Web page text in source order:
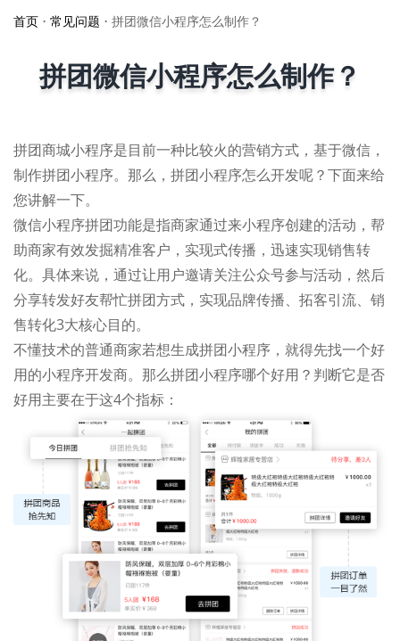
首页 • 常见问题 • 拼团微信小程序怎么制作？
拼团微信小程序怎么制作？
拼团商城小程序是目前一种比较火的营销方式，基于微信，
制作拼团小程序。那么，拼团小程序怎么开发呢？下面来给
您讲解一下。
微信小程序拼团功能是指商家通过来小程序创建的活动，帮
助商家有效发掘精准客户，实现式传播，迅速实现销售转
化。具体来说，通过让用户邀请关注公众号参与活动，然后
分享转发好友帮忙拼团方式，实现品牌传播、拓客引流、销
售转化3大核心目的。
不懂技术的普通商家若想生成拼团小程序，就得先找一个好
用的小程序开发商。那么拼团小程序哪个好用？判断它是否
好用主要在于这4个指标：